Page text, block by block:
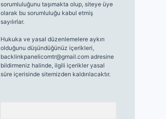
sorumluluğunu taşımakta olup, siteye üye
olarak bu sorumluluğu kabul etmiş
sayılırlar.
Hukuka ve yasal düzenlemelere aykırı
olduğunu düşündüğünüz içerikleri,
backlinkpanelicomtr@gmail.comadresine
bildirmeniz halinde, ilgili içerikler yasal
süre içerisinde sitemizden kaldırılacaktır.